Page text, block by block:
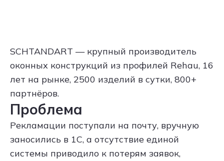
SCHTANDART — крупный производитель
оконных конструкций из профилей Rehau, 16
лет на рынке, 2500 изделий в сутки, 800+
партнёров.
Проблема
Рекламации поступали на почту, вручную
заносились в 1С, а отсутствие единой
системы приводило к потерям заявок,